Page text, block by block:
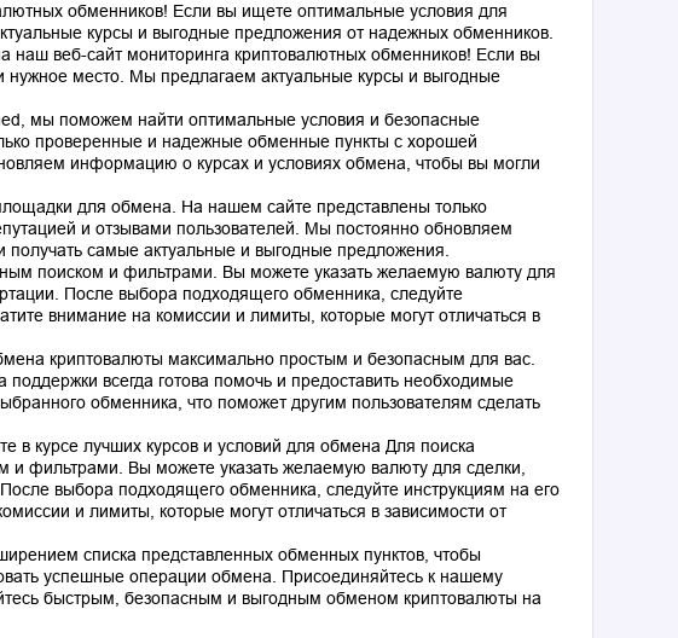
обменников! Если вы ищете оптимальные условия для
курсы и выгодные предложения от надежных обменников.
веб-сайт мониторинга криптовалютных обменников! Если вы
место. Мы предлагаем актуальные курсы и выгодные
мы поможем найти оптимальные условия и безопасные
проверенные и надежные обменные пункты с хорошей
информацию о курсах и условиях обмена, чтобы вы могли
для обмена. На нашем сайте представлены только
и отзывами пользователей. Мы постоянно обновляем
самые актуальные и выгодные предложения.
поиском и фильтрами. Вы можете указать желаемую валюту для
После выбора подходящего обменника, следуйте
внимание на комиссии и лимиты, которые могут отличаться в
криптовалюты максимально простым и безопасным для вас.
всегда готова помочь и предоставить необходимые
обменника, что поможет другим пользователям сделать
в курсе лучших курсов и условий для обмена Для поиска
и фильтрами. Вы можете указать желаемую валюту для сделки,
выбора подходящего обменника, следуйте инструкциям на его
и лимиты, которые могут отличаться в зависимости от
списка представленных обменных пунктов, чтобы
успешные операции обмена. Присоединяйтесь к нашему
быстрым, безопасным и выгодным обменом криптовалюты на